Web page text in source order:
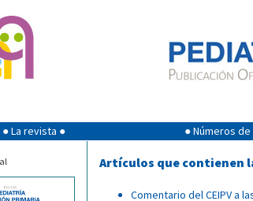
● La revista ● ● Números
Artículos que contienen
Comentario del CEIPV a